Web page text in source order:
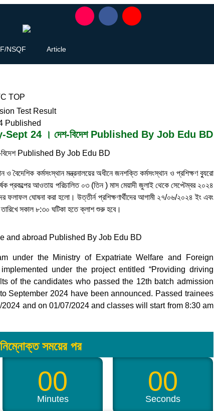
NSQF Article
24 । দেশ-বিদেশ Published By Job Edu BD
Published By Job Edu BD
কর্মসংস্থান মন্ত্রনালয়ের অধীনে জনশক্তি কর্মসংস্থান ও প্রশিক্ষণ ব্যুরো
প্রকল্পের আওতায় পরিচালিত ০৩ (তিন ) মাস মেয়াদী জুলাই থেকে সেপ্টেম্বর ২০২৪
ফলাফল ঘোষনা করা হলো। উত্তীর্ন প্রশিক্ষণার্থীদের আগামী ২৭/০৬/২০২৪ ইং এবং
সকাল ৮:৩০ ঘটিকা হতে ক্লাশ শুরু হবে।
and abroad Published By Job Edu BD
under the Ministry of Expatriate Welfare and Foreign
under the project entitled “Providing driving
of the candidates who passed the 12th batch admission
September 2024 have been announced. Passed trainees
and on 01/07/2024 and classes will start from 8:30 am
সময়ের পর
00
Minutes
00
Seconds